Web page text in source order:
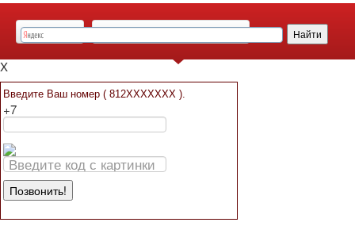
Контакты Заявка на осмотр объекта
Заявка на расчет
X
Введите Ваш номер ( 812XXXXXXX ).
+7